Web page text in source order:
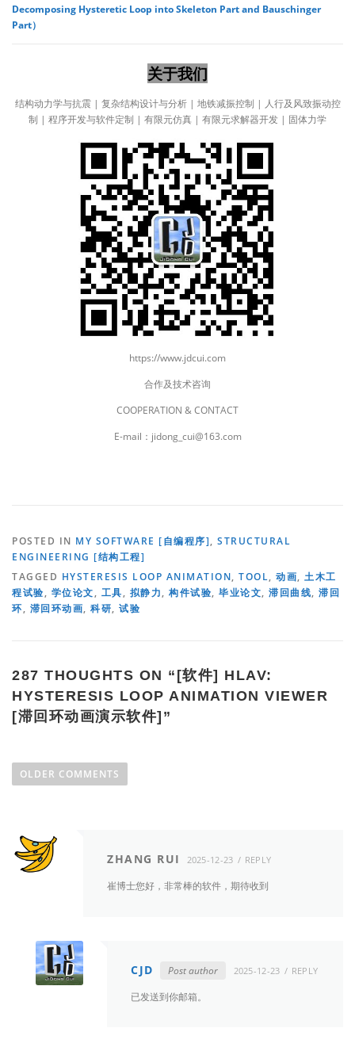
Decomposing Hysteretic Loop into Skeleton Part and Bauschinger
Part）
关于我们
结构动力学与抗震 | 复杂结构设计与分析 | 地铁减振控制 | 人行及风致振动控
制 | 程序开发与软件定制 | 有限元仿真 | 有限元求解器开发 | 固体力学
https://www.jdcui.com
合作及技术咨询
COOPERATION & CONTACT
E-mail：jidong_cui@163.com
POSTED IN MY SOFTWARE [自编程序], STRUCTURAL
ENGINEERING [结构工程]
TAGGED HYSTERESIS LOOP ANIMATION, TOOL, 动画, 土木工
程试验, 学位论文, 工具, 拟静力, 构件试验, 毕业论文, 滞回曲线, 滞回
环, 滞回环动画, 科研, 试验
287 THOUGHTS ON “ [软件] HLAV:
HYSTERESIS LOOP ANIMATION VIEWER
[滞回环动画演示软件] ”
o
e
n
OLDER COMMENTS
ZHANG RUI 2025-12-23 REPLY
崔博士您好，非常棒的软件，期待收到
CJD Post author 2025-12-23 REPLY
已发送到你邮箱。